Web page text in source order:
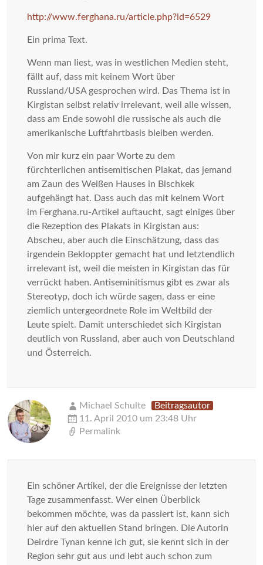
http://www.ferghana.ru/article.php?id=6529
Ein prima Text.
Wenn man liest, was in westlichen Medien steht,
fällt auf, dass mit keinem Wort über
Russland/USA gesprochen wird. Das Thema ist in
Kirgistan selbst relativ irrelevant, weil alle wissen,
dass am Ende sowohl die russische als auch die
amerikanische Luftfahrtbasis bleiben werden.
Von mir kurz ein paar Worte zu dem
fürchterlichen antisemitischen Plakat, das jemand
am Zaun des Weißen Hauses in Bischkek
aufgehängt hat. Dass auch das mit keinem Wort
im Ferghana.ru-Artikel auftaucht, sagt einiges über
die Rezeption des Plakats in Kirgistan aus:
Abscheu, aber auch die Einschätzung, dass das
irgendein Bekloppter gemacht hat und letztendlich
irrelevant ist, weil die meisten in Kirgistan das für
verrückt haben. Antiseminitismus gibt es zwar als
Stereotyp, doch ich würde sagen, dass er eine
ziemlich untergeordnete Role im Weltbild der
Leute spielt. Damit unterschiedet sich Kirgistan
deutlich von Russland, aber auch von Deutschland
und Österreich.
Michael Schulte
Beitragsautor
11. April 2010 um 23:48 Uhr
Permalink
Ein schöner Artikel, der die Ereignisse der letzten
Tage zusammenfasst. Wer einen Überblick
bekommen möchte, was da passiert ist, kann sich
hier auf den aktuellen Stand bringen. Die Autorin
Deirdre Tynan kenne ich gut, sie kennt sich in der
Region sehr gut aus und lebt auch schon zum